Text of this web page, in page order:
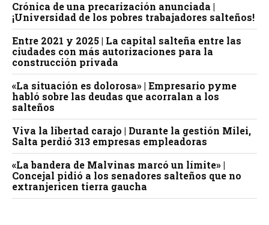
Crónica de una precarización anunciada |
¡Universidad de los pobres trabajadores salteños!
Entre 2021 y 2025 | La capital salteña entre las
ciudades con más autorizaciones para la
construcción privada
«La situación es dolorosa» | Empresario pyme
habló sobre las deudas que acorralan a los
salteños
Viva la libertad carajo | Durante la gestión Milei,
Salta perdió 313 empresas empleadoras
«La bandera de Malvinas marcó un límite» |
Concejal pidió a los senadores salteños que no
extranjericen tierra gaucha